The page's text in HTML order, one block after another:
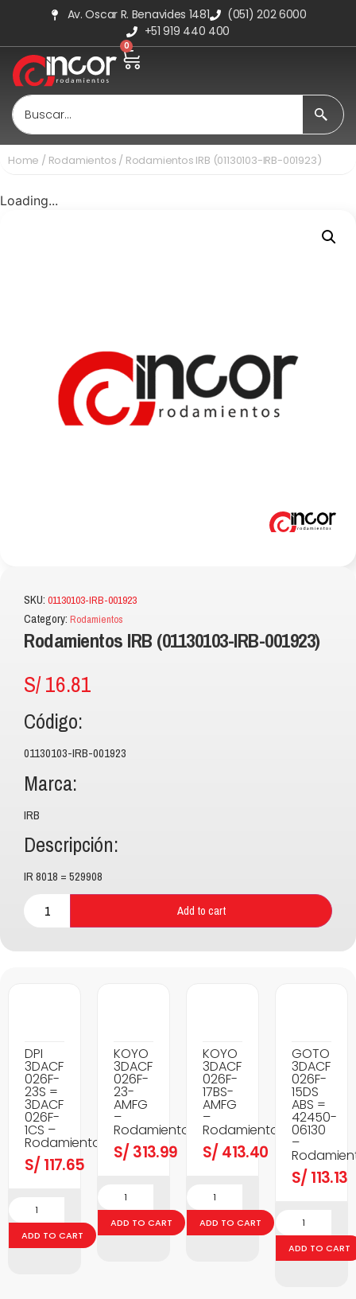
Av. Oscar R. Benavides 1481
(051) 202 6000
+51 919 440 400
0
Home / Rodamientos / Rodamientos IRB (01130103-IRB-001923)
Loading...
SKU: 01130103-IRB-001923
Category: Rodamientos
Rodamientos IRB (01130103-IRB-001923)
S/16.81
Código:
01130103-IRB-001923
Marca:
IRB
Descripción:
IR 8018 = 529908
Add to cart
DPI
3DACF
026F-
23S =
3DACF
026F-
1CS –
Rodamientos
S/ 117.65
ADD TO CART
KOYO
3DACF
026F-
23-
AMFG
–
Rodamientos
S/ 313.99
ADD TO CART
KOYO
3DACF
026F-
17BS-
AMFG
–
Rodamientos
S/ 413.40
ADD TO CART
GOTO
3DACF
026F-
15DS
ABS =
42450-
06130
–
S/ 113.13
ADD TO CART